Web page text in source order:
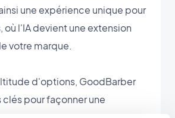
une expérience unique pour
où l'IA devient une extension
votre marque.
d'options, GoodBarber
clés pour façonner une